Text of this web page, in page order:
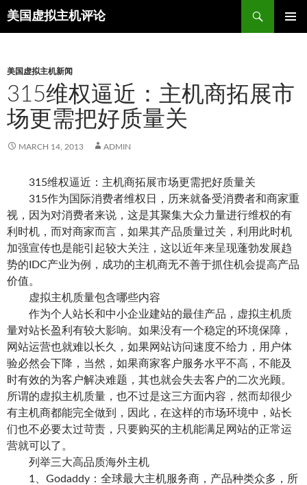
美国虚拟主机评论
Search
美国虚拟主机新闻
315维权逼近：主机商拓展市
场更需把好质量关
MARCH 14, 2013 ADMIN
315维权逼近：主机商拓展市场更需把好质量关
315作为国际消费者维权日，历来就备受消费者和商家重
视，因为对消费者来说，这是其聚集大众力量进行维权的有
利时机，而对商家而言，如果其产品质量过关，利用此时机
加强宣传也是能引起较大关注，这以近年来呈现蓬勃发展趋
势的IDC产业为例，成功的主机商无不善于抓住机会提高产品
价值。
虚拟主机质量包含哪些内容
作为个人站长和中小企业建站的最佳产品，虚拟主机质
量对站长盈利有较大影响。如果没有一个稳定的环境保障，
网站运营也就难以长久，如果网站访问速度不给力，用户体
验必然会下降，当然，如果商家客户服务水平不高，不能及
时有效的为客户解决难题，其也就会失去客户的二次光顾。
所谓的虚拟主机质量，也不过是这三方面内容，然而却很少
有主机商都能完全做到，因此，在这样的市场环境中，站长
们也不必要太过苛责，只要购买的主机能满足网站的正常运
营就可以了。
列举三大高品质海外主机
1、Godaddy：全球最大主机服务商，产品种类众多，所